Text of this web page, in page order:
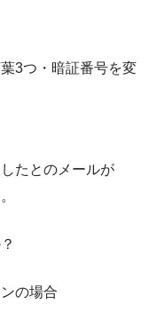
3つ・暗証番号を変
たとのメールが
の場合